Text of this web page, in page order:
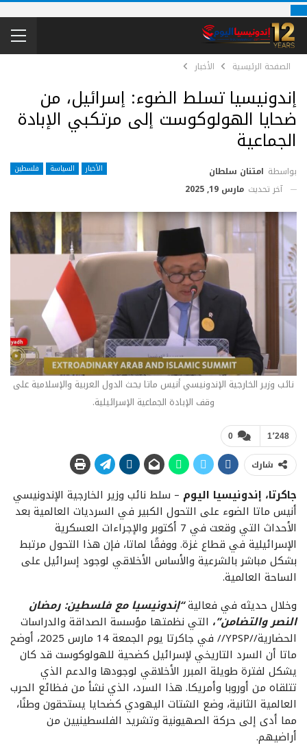
الصفحة الرئيسية الأخبار
إندونيسيا تسلط الضوء: إسرائيل، من
ضحايا الهولوكوست إلى مرتكبي الإبادة
الجماعية
الأخبار السياسة فلسطين بواسطة امتنان سلطان
آخر تحديث مارس 19, 2025
نائب وزير الخارجية الإندونيسي أنيس ماتا يحث الدول العربية والإسلامية على
وقف الإبادة الجماعية الإسرائيلية.
0 1٬248
شارك
جاكرتا، إندونيسيا اليوم – سلط نائب وزير الخارجية الإندونيسي
أنيس ماتا الضوء على التحول الكبير في السرديات العالمية بعد
الأحداث التي وقعت في 7 أكتوبر والإجراءات العسكرية
الإسرائيلية في قطاع غزة. ووفقًا لماتا، فإن هذا التحول مرتبط
بشكل مباشر بالشرعية والأساس الأخلاقي لوجود إسرائيل على
الساحة العالمية.
وخلال حديثه في فعالية“إندونيسيا مع فلسطين: رمضان
النصر والتضامن”، التي نظمتها مؤسسة الصداقة والدراسات
الحضارية//YPSP// في جاكرتا يوم الجمعة 14 مارس 2025، أوضح
ماتا أن السرد التاريخي لإسرائيل كضحية للهولوكوست قد كان
يشكل لفترة طويلة المبرر الأخلاقي لوجودها والدعم الذي
تتلقاه من أوروبا وأمريكا. هذا السرد، الذي نشأ من فظائع الحرب
العالمية الثانية، وضع الشتات اليهودي كضحايا يستحقون وطنًا،
مما أدى إلى حركة الصهيونية وتشريد الفلسطينيين من
أراضيهم.